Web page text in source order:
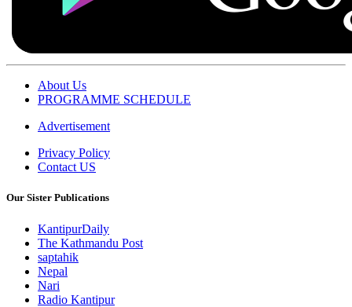
About Us
PROGRAMME SCHEDULE
Advertisement
Privacy Policy
Contact US
Our Sister Publications
KantipurDaily
The Kathmandu Post
saptahik
Nepal
Nari
Radio Kantipur